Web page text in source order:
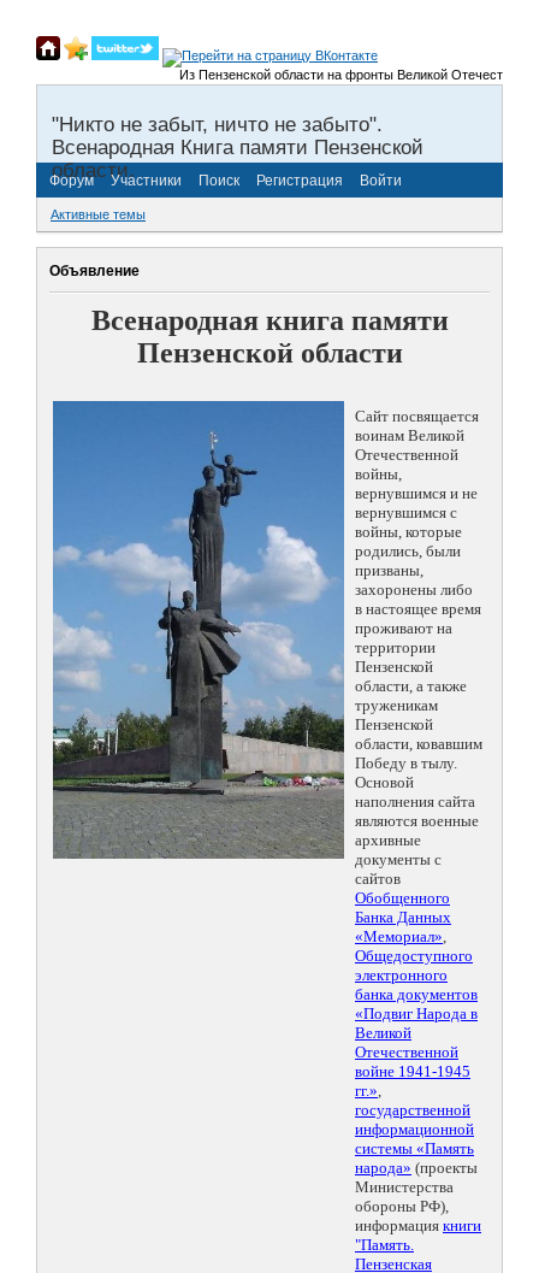
Из Пензенской области на фронты Великой
"Никто не забыт, ничто не забыто".
Всенародная Книга памяти Пензенской
области.
Форум Участники Поиск Регистрация Войти
Активные темы
Объявление
Всенародная книга памяти
Пензенской области
Сайт посвящается
воинам Великой
Отечественной
войны,
вернувшимся и не
вернувшимся с
войны, которые
родились, были
призваны,
захоронены либо
в настоящее время
проживают на
территории
Пензенской
области, а также
труженикам
Пензенской
области, ковавшим
Победу в тылу.
Основой
наполнения сайта
являются военные
архивные
документы с
сайтов
Обобщенного
Банка Данных
«Мемориал»,
Общедоступного
электронного
банка документов
«Подвиг Народа в
Великой
Отечественной
войне 1941-1945
гг.»,
государственной
информационной
системы «Память
народа» (проекты
Министерства
обороны РФ),
информация книги
"Память.
Пензенская